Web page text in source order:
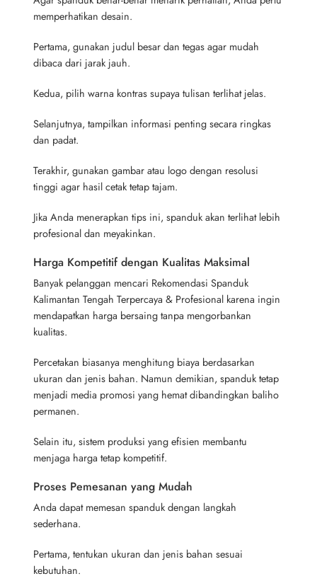
memperhatikan desain.
Pertama, gunakan judul besar dan tegas agar mudah
dibaca dari jarak jauh.
Kedua, pilih warna kontras supaya tulisan terlihat jelas.
Selanjutnya, tampilkan informasi penting secara ringkas
dan padat.
Terakhir, gunakan gambar atau logo dengan resolusi
tinggi agar hasil cetak tetap tajam.
Jika Anda menerapkan tips ini, spanduk akan terlihat lebih
profesional dan meyakinkan.
Harga Kompetitif dengan Kualitas Maksimal
Banyak pelanggan mencari Rekomendasi Spanduk
Kalimantan Tengah Terpercaya & Profesional karena ingin
mendapatkan harga bersaing tanpa mengorbankan
kualitas.
Percetakan biasanya menghitung biaya berdasarkan
ukuran dan jenis bahan. Namun demikian, spanduk tetap
menjadi media promosi yang hemat dibandingkan baliho
permanen.
Selain itu, sistem produksi yang efisien membantu
menjaga harga tetap kompetitif.
Proses Pemesanan yang Mudah
Anda dapat memesan spanduk dengan langkah
sederhana.
Pertama, tentukan ukuran dan jenis bahan sesuai
kebutuhan.